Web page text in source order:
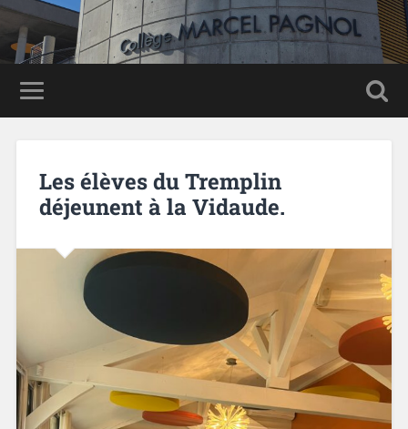
Les élèves du Tremplin
déjeunent à la Vidaude.
Panneau de gestion des cookies